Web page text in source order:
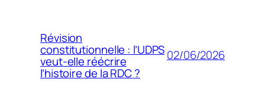
Révision
constitutionnelle : l’UDPS
veut-elle réécrire
l’histoire de la RDC ?
02/06/2026